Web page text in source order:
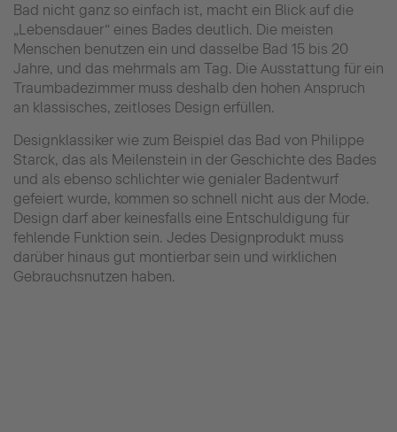
Bad nicht ganz so einfach ist, macht ein Blick auf die
„Lebensdauer“ eines Bades deutlich. Die meisten
Menschen benutzen ein und dasselbe Bad 15 bis 20
Jahre, und das mehrmals am Tag. Die Ausstattung für ein
Traumbadezimmer muss deshalb den hohen Anspruch
an klassisches, zeitloses Design erfüllen.
Designklassiker wie zum Beispiel das Bad von Philippe
Starck, das als Meilenstein in der Geschichte des Bades
und als ebenso schlichter wie genialer Badentwurf
gefeiert wurde, kommen so schnell nicht aus der Mode.
Design darf aber keinesfalls eine Entschuldigung für
fehlende Funktion sein. Jedes Designprodukt muss
darüber hinaus gut montierbar sein und wirklichen
Gebrauchsnutzen haben.